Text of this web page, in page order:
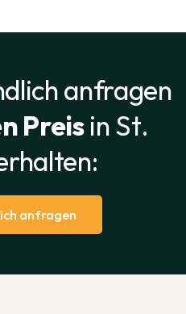
anfragen
Preisin St.
anfragen